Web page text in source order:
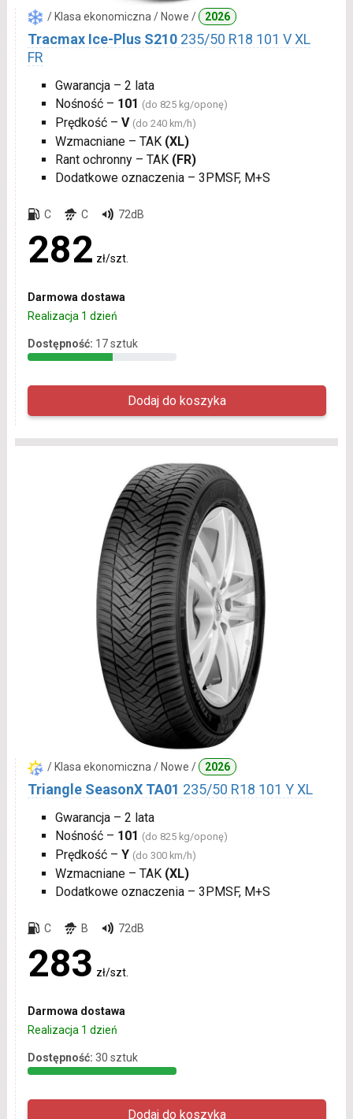
/ Klasa ekonomiczna / Nowe / 2026
Tracmax Ice-Plus S210 235/50 R18 101 V XL
FR
Gwarancja – 2 lata
Nośność – 101 (do 825 kg/oponę)
Prędkość – V (do 240 km/h)
Wzmacniane – TAK (XL)
Rant ochronny – TAK (FR)
Dodatkowe oznaczenia – 3PMSF, M+S
C C 72dB
282 zł/szt.
Darmowa dostawa
Realizacja 1 dzień
Dostępność: 17 sztuk
/ Klasa ekonomiczna / Nowe / 2026
Triangle SeasonX TA01 235/50 R18 101 Y XL
Gwarancja – 2 lata
Nośność – 101 (do 825 kg/oponę)
Prędkość – Y (do 300 km/h)
Wzmacniane – TAK (XL)
Dodatkowe oznaczenia – 3PMSF, M+S
C B 72dB
283 zł/szt.
Darmowa dostawa
Realizacja 1 dzień
Dostępność: 30 sztuk